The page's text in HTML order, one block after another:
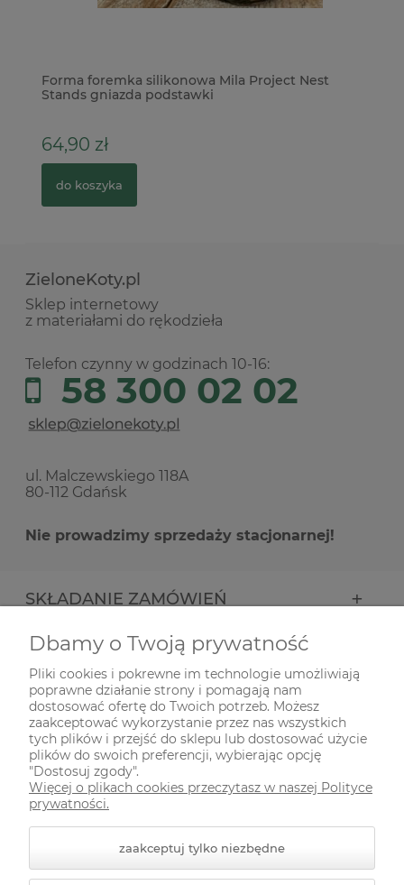
Forma foremka silikonowa Mila Project Nest
Stands gniazda podstawki
64,90 zł
do koszyka
ZieloneKoty.pl
Sklep internetowy
z materiałami do rękodzieła
Telefon czynny w godzinach 10-16:
58 300 02 02
ul. Malczewskiego 118A
80-112 Gdańsk
Nie prowadzimy sprzedaży stacjonarnej!
SKŁADANIE ZAMÓWIEŃ
INFORMACJE
ODWIEDŹ NAS NA
Dbamy o Twoją prywatność
Pliki cookies i pokrewne im technologie umożliwiają
poprawne działanie strony i pomagają nam
dostosować ofertę do Twoich potrzeb. Możesz
zaakceptować wykorzystanie przez nas wszystkich
tych plików i przejść do sklepu lub dostosować użycie
plików do swoich preferencji, wybierając opcję
"Dostosuj zgody".
Więcej o plikach cookies przeczytasz w naszej Polityce
prywatności.
zaakceptuj tylko niezbędne